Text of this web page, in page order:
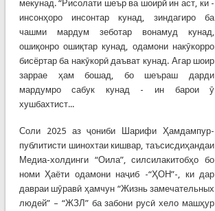
мекунад. “Рисолати шеър ва шоирӣ ин аст, ки -
инсонҳоро инсонтар кунад, зиндагиро ба
чашми мардум зеботар вонамуд кунад,
ошиқонро ошиқтар кунад, одамони накӯкорро
бисёртар ба накӯкорӣ даъват кунад. Агар шоир
заррае ҳам бошад, бо шеъраш дарди
мардумро сабук кунад - ин барои ӯ
хушбахтист...
Соли 2025 аз ҷониби Шарифи Ҳамдампур-
публитисти шинохтаи кишвар, таъсисдиҳандаи
Медиа-холдинги “Оила”, силсилакитобҳо бо
номи Ҳаёти одамони наҷиб -“ҲОН”-, ки дар
давраи шӯравӣ ҳамчун “Жизнь замечательных
людей” – “ЖЗЛ” ба забони русӣ хело машҳур